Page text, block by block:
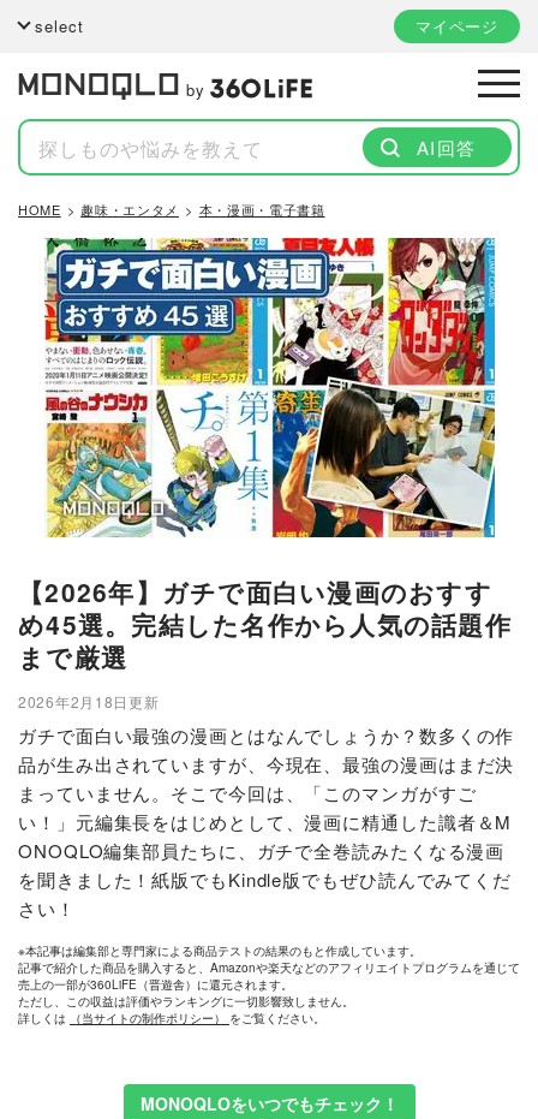
select マイページ
by
AI回答
HOME 趣味・エンタメ 本・漫画・電子書籍
【2026年】ガチで面白い漫画のおすす
め45選。完結した名作から人気の話題作
まで厳選
2026年2月18日更新
ガチで面白い最強の漫画とはなんでしょうか？数多くの作
品が生み出されていますが、今現在、最強の漫画はまだ決
まっていません。そこで今回は、「このマンガがすご
い！」元編集長をはじめとして、漫画に精通した識者＆M
ONOQLO編集部員たちに、ガチで全巻読みたくなる漫画
を聞きました！紙版でもKindle版でもぜひ読んでみてくだ
さい！
※本記事は編集部と専門家による商品テストの結果のもと作成しています。
記事で紹介した商品を購入すると、Amazonや楽天などのアフィリエイトプログラムを通じて
売上の一部が360LiFE（晋遊舎）に還元されます。
ただし、この収益は評価やランキングに一切影響致しません。
詳しくは
（当サイトの制作ポリシー） をご覧ください。
MONOQLOをいつでもチェック！